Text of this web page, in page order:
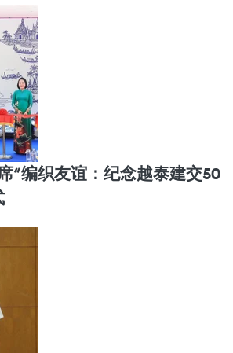
“编织友谊：纪念越泰建交50